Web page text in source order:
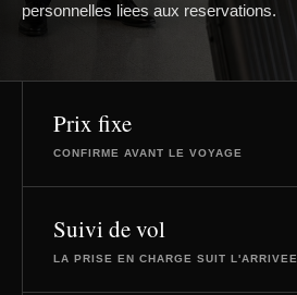
personnelles liees aux reservations.
Prix fixe
CONFIRME AVANT LE VOYAGE
Suivi de vol
LA PRISE EN CHARGE SUIT L'ARRIVEE